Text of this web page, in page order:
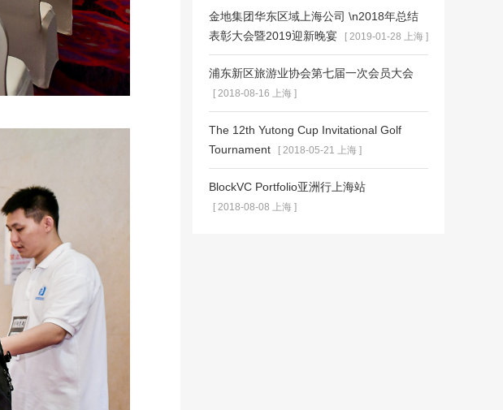
金地集团华东区域上海公司 \n2018年总结
表彰大会暨2019迎新晚宴
[ 2019-01-28 上海 ]
浦东新区旅游业协会第七届一次会员大会
[ 2018-08-16 上海 ]
The 12th Yutong Cup Invitational Golf
Tournament
[ 2018-05-21 上海 ]
BlockVC Portfolio亚洲行上海站
[ 2018-08-08 上海 ]